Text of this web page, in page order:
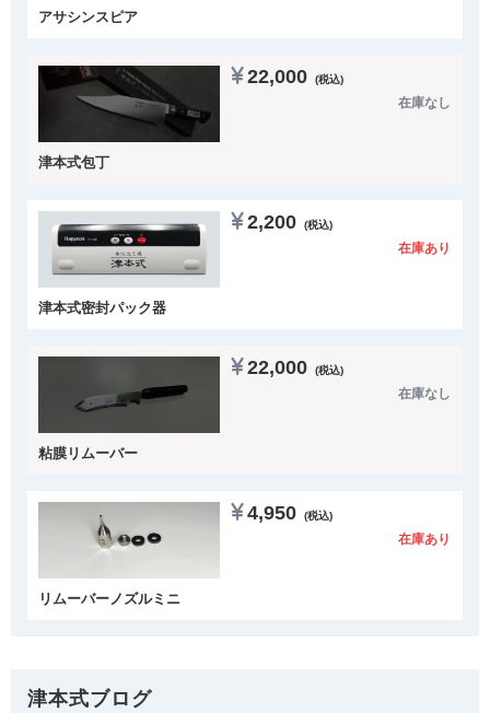
アサシンスピア
22,000 (税込)
在庫なし
津本式包丁
2,200 (税込)
在庫あり
津本式密封パック器
22,000 (税込)
在庫なし
粘膜リムーバー
4,950 (税込)
在庫あり
リムーバーノズルミニ
津本式ブログ